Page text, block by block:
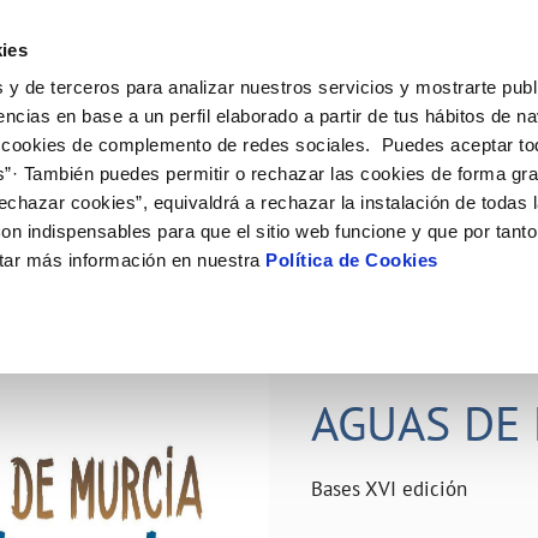
y de terceros para analizar nuestros servicios y mostrarte
en base a un perfil elaborado a partir de tus hábitos de
de complemento de redes sociales. Puedes aceptar
También puedes permitir o rechazar las cookies de forma
cookies”, equivaldrá a rechazar la instalación de todas
indispensables para que el sitio web funcione y que por
más información en nuestra Política de Cookies
de titular
de suministro
MODIFICACIÓN DE DATOS
Actualizar datos bancários
Actualizar datos de
VER TODAS LAS GESTIONES
Tu Servicio
AL CLIENTE
contacto
COMPROMISO DE SERVICIO
Carta de compromisos
Customer Counsel (Defensa del
Tu Agua
del agua
consumidor
CUIDADOS DEL AGUA
Consejos de ahorro
Depósitos comunitarios
comunitarios
Conócenos
DE GESTIÓN Y CERTIFICADOS
PERFIL DEL CONTRATANTE
Plataforma de contratación del
público
Licitaciones en curso
AGUAS
Bases XVI edición